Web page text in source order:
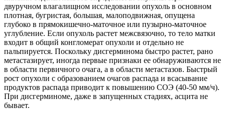
двуручном влагалищном исследовании опухоль в основном
плотная, бугристая, большая, малоподвижная, опущена
глубоко в прямокишечно-маточное или пузырно-маточное
углубление. Если опухоль растет межсвязочно, то тело матки
входит в общий конгломерат опухоли и отдельно не
пальпируется. Поскольку дисгерминома быстро растет, рано
метастазирует, иногда первые признаки ее обнаруживаются не
в области первичного очага, а в области метастазов. Быстрый
рост опухоли с образованием очагов распада и всасывание
продуктов распада приводит к повышению СОЭ (40-50 мм/ч).
При дисгерминоме, даже в запущенных стадиях, асцита не
бывает.